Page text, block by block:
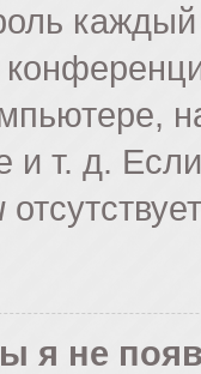
и т. д.
я не